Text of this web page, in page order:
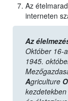
Az
interneten
Az
Október 16-
1945.
Agriculture O